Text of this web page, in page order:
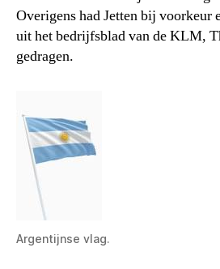
Overigens had Jetten bij voorkeur
uit het bedrijfsblad van de KLM,
gedragen.
Argentijnse vlag.